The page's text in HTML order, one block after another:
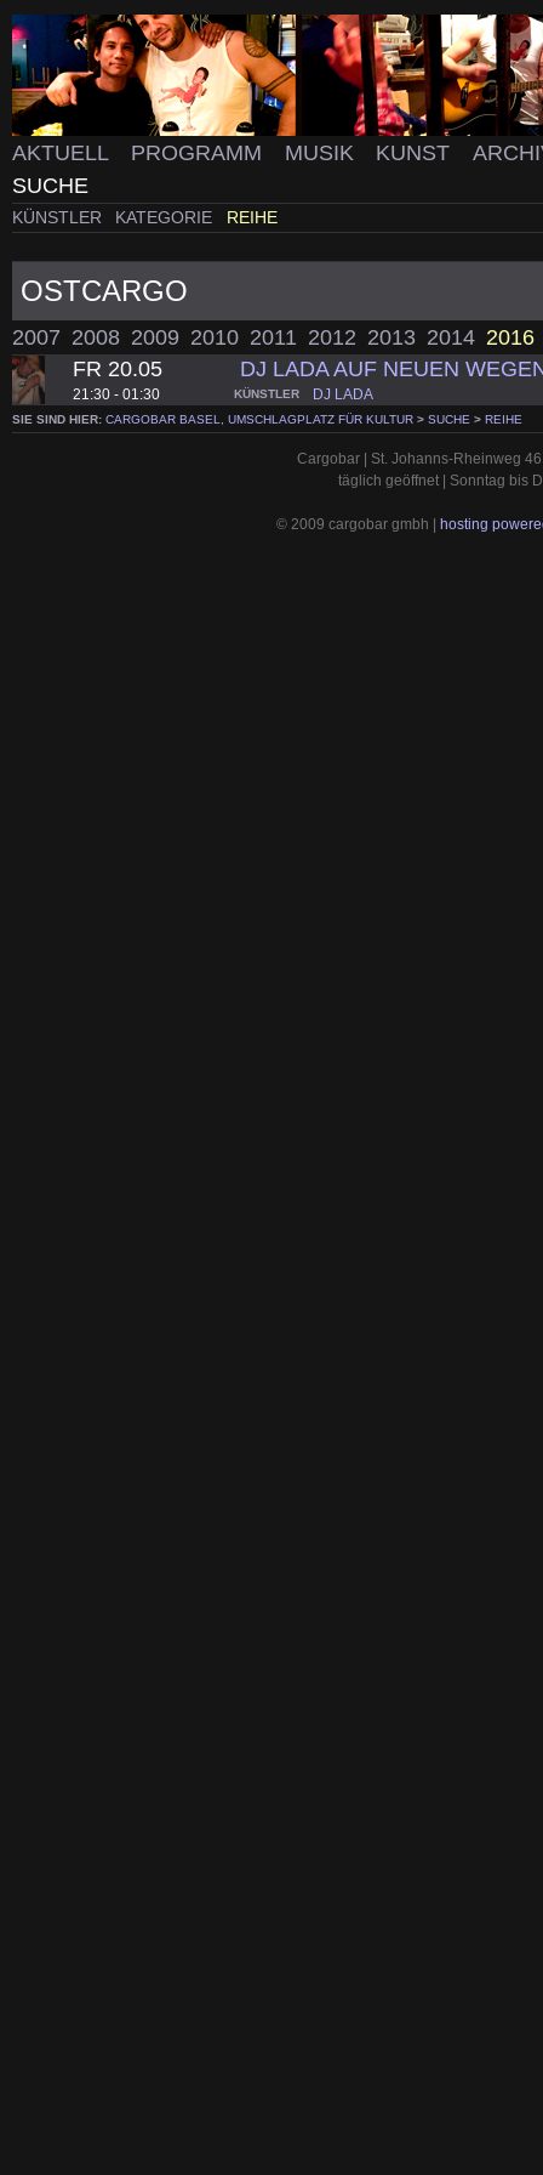
AKTUELL PROGRAMM MUSIK KUNST
SUCHE
KÜNSTLER KATEGORIE REIHE
OSTCARGO
2007 2008 2009 2010 2011 2012 2013 2014 2016
FR 20.05
21:30 - 01:30
DJ LADA AUF NEUEN
KÜNSTLER DJ LADA
SIE SIND HIER: CARGOBAR BASEL, UMSCHLAGPLATZ FÜR KULTUR > SUCHE > REIHE
Cargobar | St. Johanns-Rheinweg
täglich geöffnet | Sonntag bis
© 2009 cargobar gmbh | hosting